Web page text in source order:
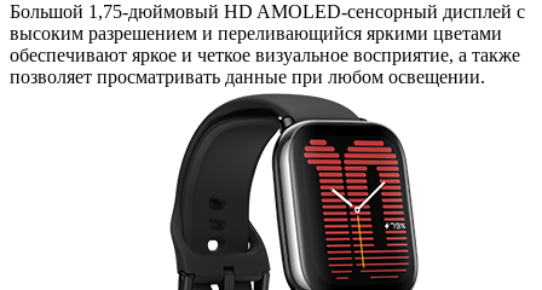
Большой 1,75-дюймовый HD AMOLED-сенсорный дисплей с
высоким разрешением и переливающийся яркими цветами
обеспечивают яркое и четкое визуальное восприятие, а также
позволяет просматривать данные при любом освещении.